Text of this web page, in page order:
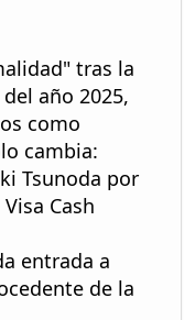
tras la
año 2025,
como
cambia:
Tsunoda por
Cash
entrada a
de la